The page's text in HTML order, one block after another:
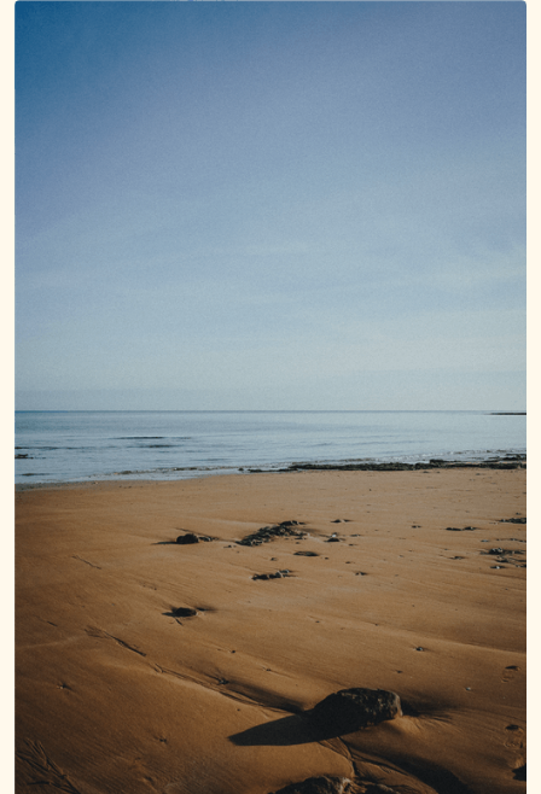
Déconnecter